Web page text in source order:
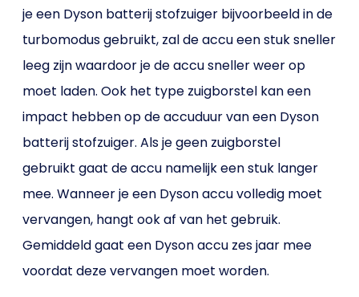
je een Dyson batterij stofzuiger bijvoorbeeld in de
turbomodus gebruikt, zal de accu een stuk sneller
leeg zijn waardoor je de accu sneller weer op
moet laden. Ook het type zuigborstel kan een
impact hebben op de accuduur van een Dyson
batterij stofzuiger. Als je geen zuigborstel
gebruikt gaat de accu namelijk een stuk langer
mee. Wanneer je een Dyson accu volledig moet
vervangen, hangt ook af van het gebruik.
Gemiddeld gaat een Dyson accu zes jaar mee
voordat deze vervangen moet worden.